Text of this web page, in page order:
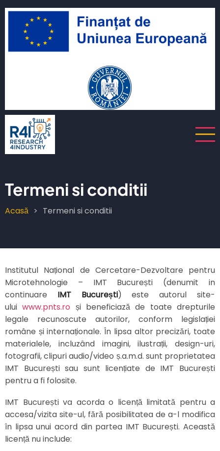
Sari
conținutul
principal
Termeni si conditii
Breadcrumb
Acasă Termeni si conditii
Institutul Național de Cercetare-Dezvoltare pentru
Microtehnologie – IMT București (denumit in
continuare IMT București) este autorul site-
uluiwww.pnts.ro și beneficiază de toate drepturile
legale recunoscute autorilor, conform legislației
române și internaționale. În lipsa altor precizări, toate
materialele, incluzând imagini, ilustrații, design-uri,
fotografii, clipuri audio/video ș.a.m.d. sunt proprietatea
IMT București sau sunt licențiate de IMT București
pentru a fi folosite.
IMT București va acorda o licență limitată pentru a
accesa/vizita site-ul, fără posibilitatea de a-l modifica
în lipsa unui acord din partea IMT București. Această
licență nu include: